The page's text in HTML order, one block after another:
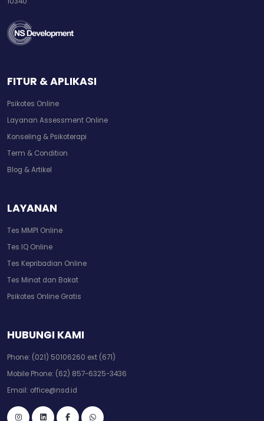
FITUR & APLIKASI
Psikotes Online
Layanan Assessment Online
Konseling & Psikoterapi
Term & Condition
Blog & Artikel
LAYANAN
Tes MMPI Online
Tes IQ Online
Tes Kepribadian Online
Tes Minat dan Bakat
Psikotes Online Gratis
HUBUNGI KAMI
Phone: (021) 50106260 ext (671)
Mobile Phone: (62) 857-6325-3436
Email: office@nsd.id